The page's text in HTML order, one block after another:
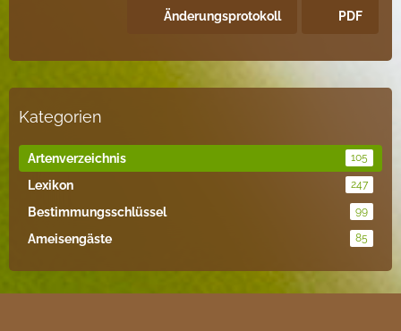
Änderungsprotokoll PDF
Kategorien
Artenverzeichnis 105
Lexikon 247
Bestimmungsschlüssel 99
Ameisengäste 85